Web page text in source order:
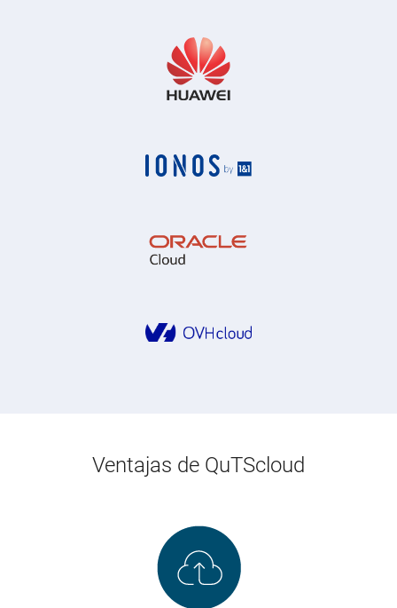
Ventajas de QuTScloud